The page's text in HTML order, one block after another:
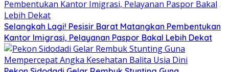
Selangkah Lagi! Pesisir Barat Matangkan Pembentukan
Kantor Imigrasi, Pelayanan Paspor Bakal Lebih Dekat